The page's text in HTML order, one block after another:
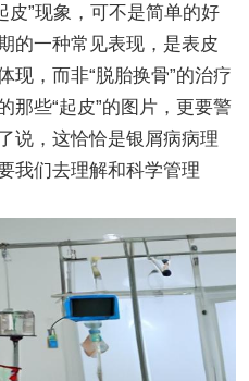
皮”现象，可不是简单的好
的一种常见表现，是表皮
现，而非“脱胎换骨”的治疗
那些“起皮”的图片，更要警
说，这恰恰是银屑病病理
我们去理解和科学管理